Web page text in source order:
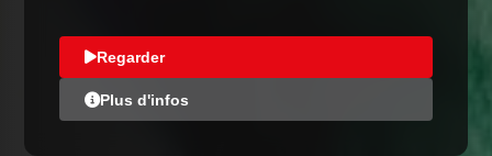
Regarder
Plus d'infos